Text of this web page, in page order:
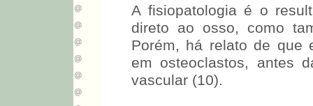
A fisiopatologia é o
direto ao osso, como
Porém, há relato de que
em osteoclastos, antes
vascular (10).